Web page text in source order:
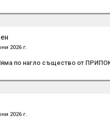
2026 г.
по нагло същество от
2026 г.